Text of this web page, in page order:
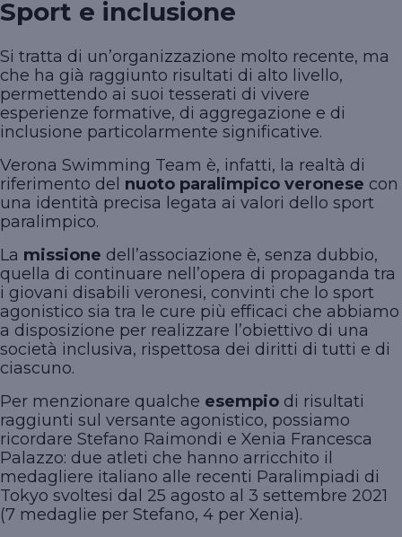
Sport e inclusione
Si tratta di un’organizzazione molto recente, ma
che ha già raggiunto risultati di alto livello,
permettendo ai suoi tesserati di vivere
esperienze formative, di aggregazione e di
inclusione particolarmente significative.
Verona Swimming Team è, infatti, la realtà di
riferimento del nuoto paralimpico veronese con
una identità precisa legata ai valori dello sport
paralimpico.
La missione dell’associazione è, senza dubbio,
quella di continuare nell’opera di propaganda tra
i giovani disabili veronesi, convinti che lo sport
agonistico sia tra le cure più efficaci che abbiamo
a disposizione per realizzare l’obiettivo di una
società inclusiva, rispettosa dei diritti di tutti e di
ciascuno.
Per menzionare qualche esempio di risultati
raggiunti sul versante agonistico, possiamo
ricordare Stefano Raimondi e Xenia Francesca
Palazzo: due atleti che hanno arricchito il
medagliere italiano alle recenti Paralimpiadi di
Tokyo svoltesi dal 25 agosto al 3 settembre 2021
(7 medaglie per Stefano, 4 per Xenia).